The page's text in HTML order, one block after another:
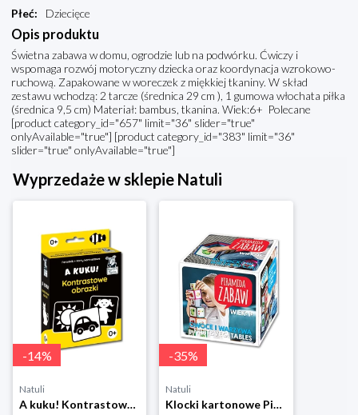
Płeć: Dziecięce
Opis produktu
Świetna zabawa w domu, ogrodzie lub na podwórku. Ćwiczy i
wspomaga rozwój motoryczny dziecka oraz koordynacja wzrokowo-
ruchową. Zapakowane w woreczek z miękkiej tkaniny. W skład
zestawu wchodzą: 2 tarcze (średnica 29 cm ), 1 gumowa włochata piłka
(średnica 9,5 cm) Materiał: bambus, tkanina. Wiek:6+ Polecane
[product category_id="657" limit="36" slider="true"
onlyAvailable="true"] [product category_id="383" limit="36"
slider="true" onlyAvailable="true"]
Wyprzedaże w sklepie Natuli
-14%
Natuli
A kuku! Kontrastowe obrazki. Karty kontrastowe + poradnik 0+ Edgard
-35%
Natuli
Klocki kartonowe Piramida Zabaw. Owoce i Warzywa Piramida zabaw